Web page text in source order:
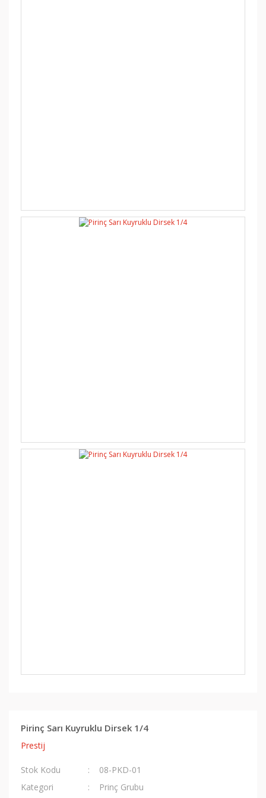
Pirinç Sarı Kuyruklu Dirsek 1/4
Prestij
Stok Kodu
08-PKD-01
Kategori
Prinç Grubu